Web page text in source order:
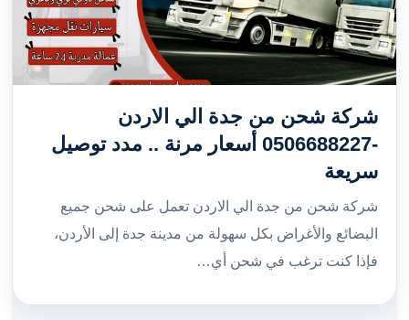
شركة شحن من جدة الي الاردن
-0506688227 أسعار مرنة .. مدد توصيل
سريعة
شركة شحن من جدة الي الاردن تعمل على شحن جميع
البضائع والأغراض بكل سهولة من مدينة جدة إلى الأردن،
فإذا كنت ترغب في شحن أي…